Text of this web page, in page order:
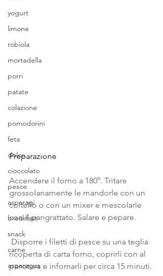
yogurt
limone
robiola
mortadella
porri
patate
colazione
pomodorini
feta
dolce
cioccolato
pesce
asparagi
breakfast
snack
carne
asparagus
Preparazione
Accendere il forno a 180°. Tritare
grossolanamente le mandorle con un
coltello o con un mixer e mescolarle
con il pangrattato. Salare e pepare.
ricoperta di carta forno, coprirli con al
panatura e infornarli per circa 15 minuti.